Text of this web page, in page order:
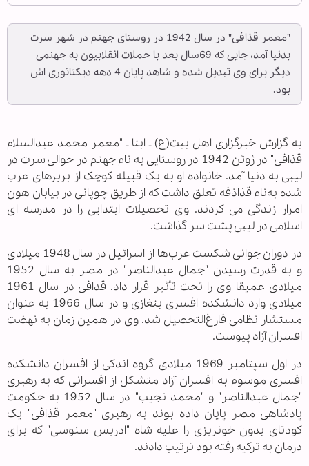
"معمر قذافی" در سال 1942 در روستای جهنم در شهر سرت
بدنیا آمد، جایی که 69سال بعد با حملات انقلابیون به جهنمی
دیگر برای وی تبدیل شده و شاهد پایان 4 دهه دیکتاتوری اش
بود.
به گزارش خبرگزاری اهل بیت(ع) ـ ابنا ـ "معمر محمد عبدالسلام
قذافی" در ژوئن 1942 در روستایی به نام جهنم در حوالی سرت در
لیبی به دنیا آمد. خانواده او به یک قبیله کوچک از بربرهای عرب
شده به‌نام قذاذفه تعلق داشت که از طریق چوپانی در بیابان هون
امرار زندگی می کردند. وی تحصیلات ابتدایی را در مدرسه ای
اسلامی در لیبی پشت سر گذاشت.
در دوران جوانی شکست عرب‌ها از اسرائیل در سال 1948 میلادی
و به قدرت رسیدن "جمال عبدالناصر" در مصر به سال 1952
میلادی عمیقا وی را تحت تأثیر قرار داد. قدافی در سال 1961
میلادی وارد دانشکده افسری بنغازی و در سال 1966 به عنوان
مستشار نظامی فارغ‌التحصیل شد. وی در همین زمان به نهضت
افسران آزاد پیوست.
در اول سپتامبر 1969 میلادی گروه اندکی از افسران دانشکده
افسری موسوم به افسران آزاد متشکل از افسرانی که به رهبری
"جمال عبدالناصر" و "محمد نجیب" در سال 1952 به حکومت
پادشاهی مصر پایان داده بوند به رهبری "معمر قذافی" یک
کودتای بدون خونریزی را علیه شاه "ادریس سنوسی" که برای
درمان به ترکیه رفته بود ترتیب دادند.